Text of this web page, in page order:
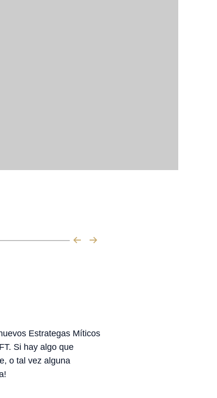
Estrategas Míticos
Si hay algo que
o tal vez alguna